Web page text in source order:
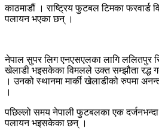
काठमाडौं । राष्ट्रिय फुटबल टिमका फरवार्ड
पलायन भएका छन् ।
नेपाल सुपर लिग एनएसएलका लागि ललितपुर
खेलाडी भइसकेका विमलले उक्त सम्झौता रद्ध
। उनको स्थानमा मार्की खेलाडीको रुपमा
।
पछिल्लो समय नेपाली फुटबलका एक
पलायन भइसकेका छन् ।